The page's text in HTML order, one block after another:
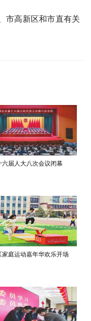
市高新区和市直有关
六届人大八次会议闭幕
家庭运动嘉年华欢乐开场